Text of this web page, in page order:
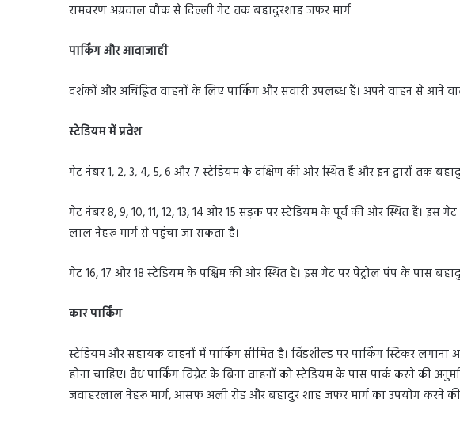
रामचरण अग्रवाल चौक से दिल्ली गेट तक बहादुरशाह जफर मार्ग
पार्किंग और आवाजाही
दर्शकों और अचिह्नित वाहनों के लिए पार्किंग और सवारी उपलब्ध हैं। अपने वाहन से आने
स्टेडियम में प्रवेश
गेट नंबर 1, 2, 3, 4, 5, 6 और 7 स्टेडियम के दक्षिण की ओर स्थित हैं और इन द्वारों तक
गेट नंबर 8, 9, 10, 11, 12, 13, 14 और 15 सड़क पर स्टेडियम के पूर्व की ओर स्थित हैं।
लाल नेहरू मार्ग से पहुंचा जा सकता है।
गेट 16, 17 और 18 स्टेडियम के पश्चिम की ओर स्थित हैं। इस गेट पर पेट्रोल पंप के पास
कार पार्किंग
स्टेडियम और सहायक वाहनों में पार्किंग सीमित है। विंडशील्ड पर पार्किंग स्टिकर लगाना
होना चाहिए। वैध पार्किंग विग्नेट के बिना वाहनों को स्टेडियम के पास पार्क करने की
जवाहरलाल नेहरू मार्ग, आसफ अली रोड और बहादुर शाह जफर मार्ग का उपयोग करने